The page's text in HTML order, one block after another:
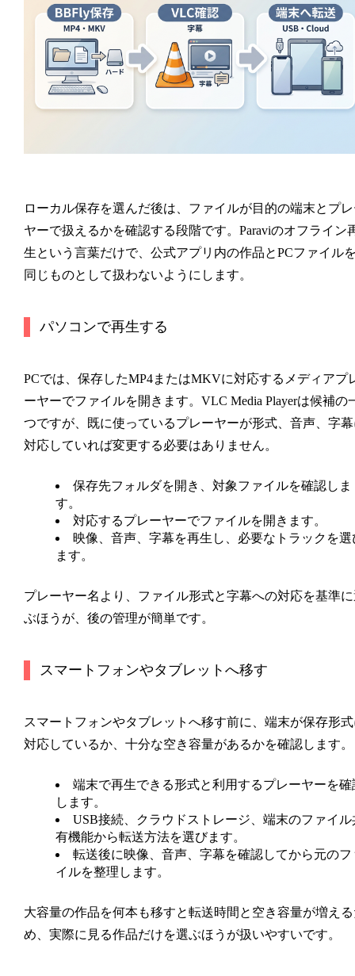
ローカル保存を選んだ後は、ファイルが目的の端末とプ
ヤーで扱えるかを確認する段階です。Paraviのオフライン
生という言葉だけで、公式アプリ内の作品とPCファイル
同じものとして扱わないようにします。
パソコンで再生する
PCでは、保存したMP4またはMKVに対応するメディアプ
ーヤーでファイルを開きます。VLC Media Playerは候補の
つですが、既に使っているプレーヤーが形式、音声、字
対応していれば変更する必要はありません。
保存先フォルダを開き、対象ファイルを確認しま
す。
対応するプレーヤーでファイルを開きます。
映像、音声、字幕を再生し、必要なトラックを選
ます。
プレーヤー名より、ファイル形式と字幕への対応を基準
ぶほうが、後の管理が簡単です。
スマートフォンやタブレットへ移す
スマートフォンやタブレットへ移す前に、端末が保存形
対応しているか、十分な空き容量があるかを確認します。
端末で再生できる形式と利用するプレーヤーを確
します。
USB接続、クラウドストレージ、端末のファイル
有機能から転送方法を選びます。
転送後に映像、音声、字幕を確認してから元のフ
イルを整理します。
大容量の作品を何本も移すと転送時間と空き容量が増え
め、実際に見る作品だけを選ぶほうが扱いやすいです。